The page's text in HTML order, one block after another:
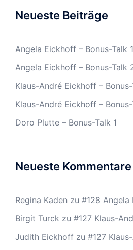
Neueste Beiträge
Angela Eickhoff – Bonus-Talk 1
Angela Eickhoff – Bonus-Talk
Klaus-André Eickhoff – Bonus-
Klaus-André Eickhoff –
Doro Plutte – Bonus-Talk 1
Neueste Kommentare
Regina Kaden zu #128 Angela
Birgit Turck zu #127 Klaus-
Judith Eickhoff zu #127